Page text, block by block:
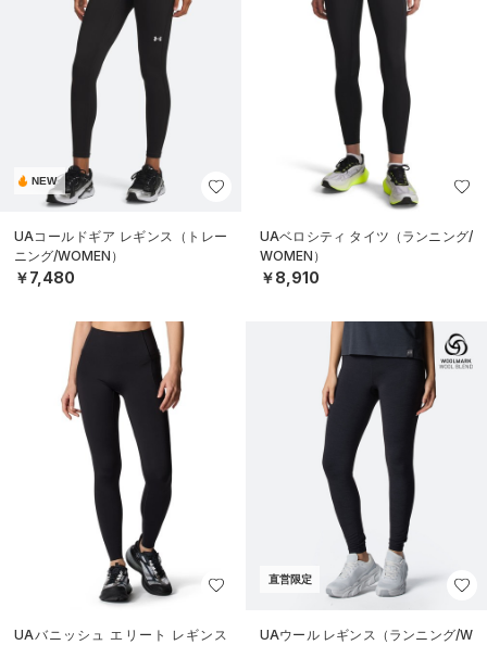
NEW
UAコールドギア レギンス（トレー
ニング/WOMEN）
￥7,480
UAベロシティ タイツ（ランニング/
WOMEN）
￥8,910
UAバニッシュ エリート レギンス
直営限定
UAウール レギンス（ランニング/W